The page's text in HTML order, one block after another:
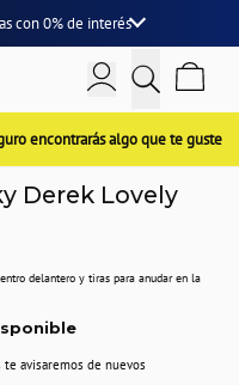
con0% de interés
encontrarás algo que te guste
Derek Lovely
delantero y tiras para anudar en la
avisaremos de nuevos